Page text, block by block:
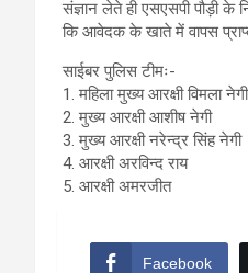
संज्ञान लेते ही एसएसपी पौड़ी के
कि आवेदक के खाते में वापस
साईबर पुलिस टीमः-
1. महिला मुख्य आरक्षी विमला नेगी
2. मुख्य आरक्षी आशीष नेगी
3. मुख्य आरक्षी नरेन्द्र सिंह नेगी
4. आरक्षी अरविन्द राय
5. आरक्षी अमरजीत
Facebook